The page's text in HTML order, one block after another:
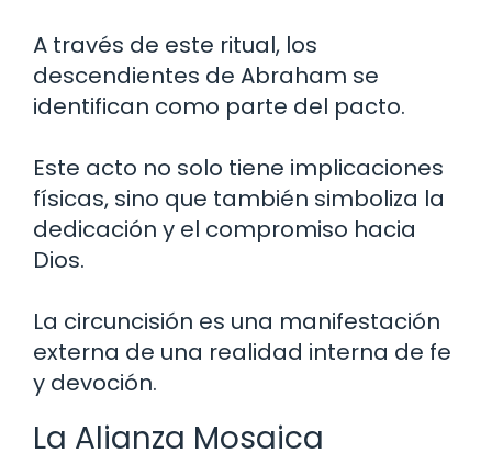
A través de este ritual, los
descendientes de Abraham se
identifican como parte del pacto.
Este acto no solo tiene implicaciones
físicas, sino que también simboliza la
dedicación y el compromiso hacia
Dios.
La circuncisión es una manifestación
externa de una realidad interna de fe
y devoción.
La Alianza Mosaica